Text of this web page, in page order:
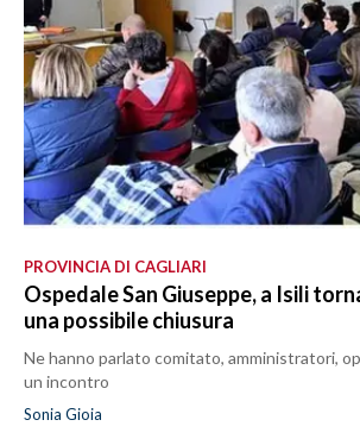
PROVINCIA DI CAGLIARI
Ospedale San Giuseppe, a Isili
una possibile chiusura
Ne hanno parlato comitato, amministratori,
un incontro
Sonia Gioia